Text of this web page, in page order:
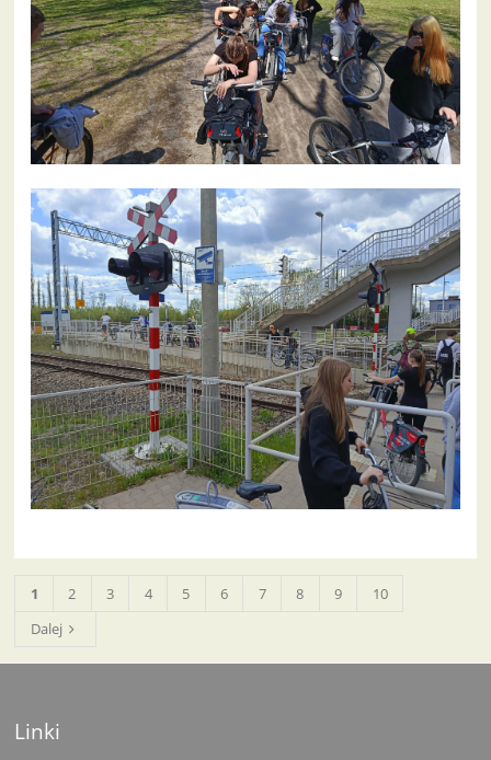
1 2 3 4 5 6 7 8 9
10
Dalej
Linki